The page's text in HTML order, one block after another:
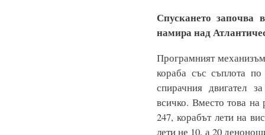
Спускането започва
намира над
Програмният
кораба със съплота
спирачния двигател
всичко. Вместо това на
247, корабът лети на
лети не 10, а 20